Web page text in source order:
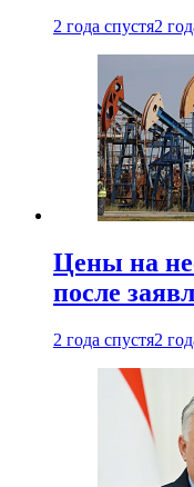
2 года спустя2
Цены на
после
2 года спустя2